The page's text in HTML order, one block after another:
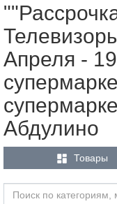
Апреля -
Абдулино
 Товары